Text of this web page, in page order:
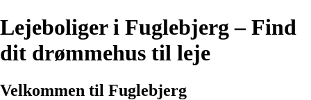
Lejeboliger i Fuglebjerg – Find
dit drømmehus til leje
Velkommen til Fuglebjerg